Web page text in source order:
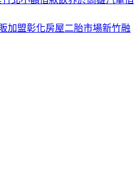
加盟彰化房屋二胎市場新竹融